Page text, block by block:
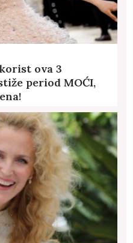
ova 3
period MOĆI,